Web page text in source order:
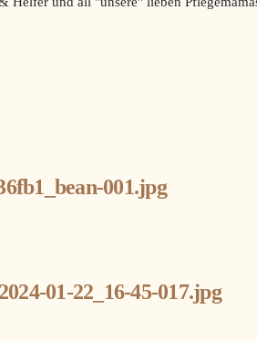
001.jpg
01-22_16-45-017.jpg